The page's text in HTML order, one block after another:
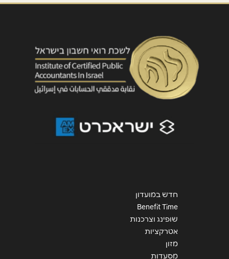
שליחה
חדש במועדון
Benefit Time
שופינג וצרכנות
אטרקציות
מזון
מסעדות